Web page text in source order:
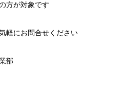
方が対象です
軽にお問合せください
部